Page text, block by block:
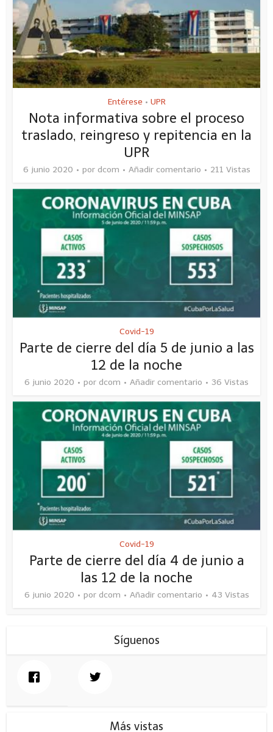
Entérese • UPR
Nota informativa sobre el proceso
traslado, reingreso y repitencia en la
UPR
6 junio 2020 por dcom Añadir comentario 211 Vistas
Covid-19
Parte de cierre del día 5 de junio a las
12 de la noche
6 junio 2020 por dcom Añadir comentario 36 Vistas
Covid-19
Parte de cierre del día 4 de junio a
las 12 de la noche
6 junio 2020 por dcom Añadir comentario 43 Vistas
Síguenos
Más vistas